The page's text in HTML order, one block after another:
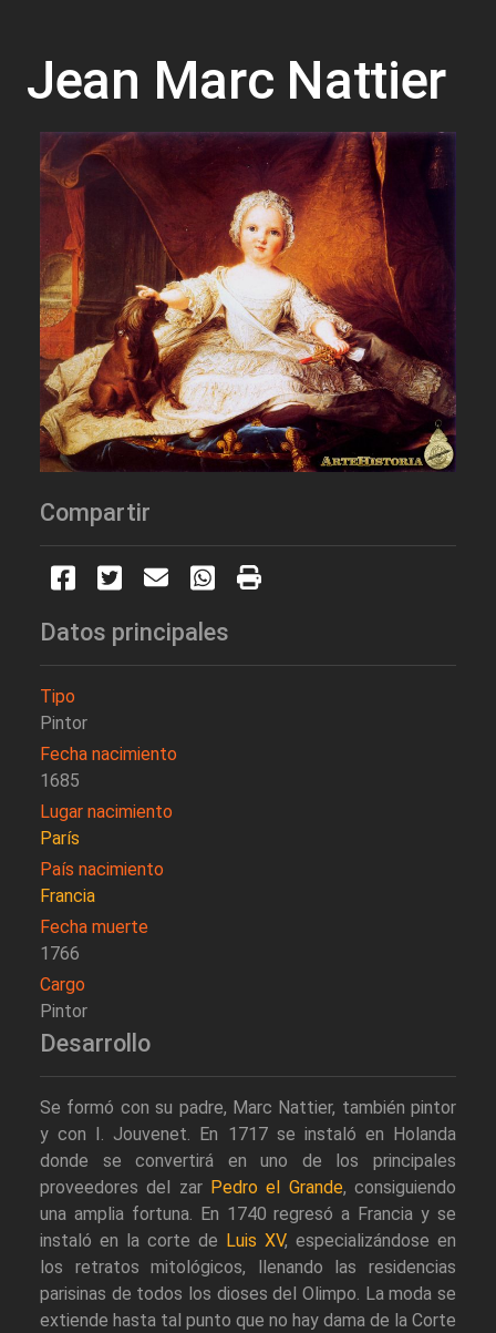
Jean Marc Nattier
Compartir
Datos principales
Tipo
Pintor
Fecha nacimiento
1685
Lugar nacimiento
París
País nacimiento
Francia
Fecha muerte
1766
Cargo
Pintor
Desarrollo
Se formó con su padre, Marc Nattier, también pintor
y con I. Jouvenet. En 1717 se instaló en Holanda
donde se convertirá en uno de los principales
proveedores del zar Pedro el Grande, consiguiendo
una amplia fortuna. En 1740 regresó a Francia y se
instaló en la corte de Luis XV, especializándose en
los retratos mitológicos, llenando las residencias
parisinas de todos los dioses del Olimpo. La moda se
extiende hasta tal punto que no hay dama de la Corte